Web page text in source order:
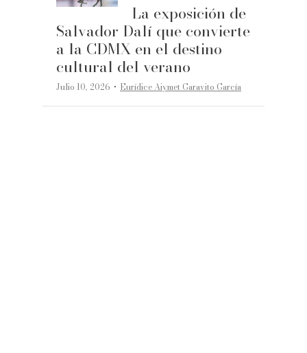
La exposición de
Salvador Dalí que convierte
a la CDMX en el destino
cultural del verano
Julio 10, 2026 ·Eurídice Aiymet Garavito García